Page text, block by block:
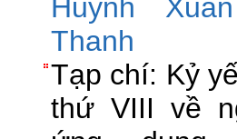
Huỳnh
Thanh
Tạp chí: Kỷ
thứ VIII về